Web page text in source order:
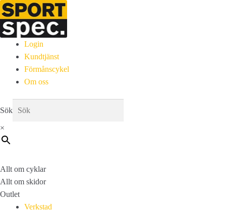
Login
Kundtjänst
Förmånscykel
Om oss
Sök
×
Allt om cyklar
Allt om skidor
Outlet
Verkstad